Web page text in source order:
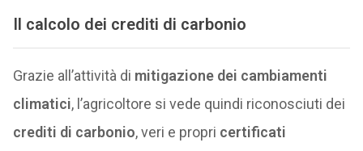
Il calcolo dei crediti di carbonio
Grazie all’attività di mitigazione dei cambiamenti
climatici, l’agricoltore si vede quindi riconosciuti dei
crediti di carbonio, veri e propri certificati